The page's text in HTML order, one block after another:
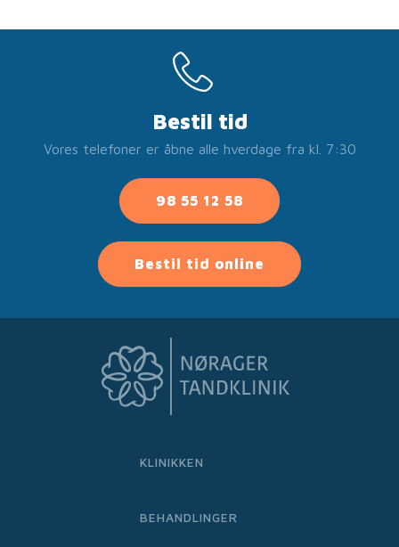
Bestil tid
Vores telefoner er åbne alle hverdage fra kl. 7:30
98 55 12 58
Bestil tid online
KLINIKKEN
BEHANDLINGER